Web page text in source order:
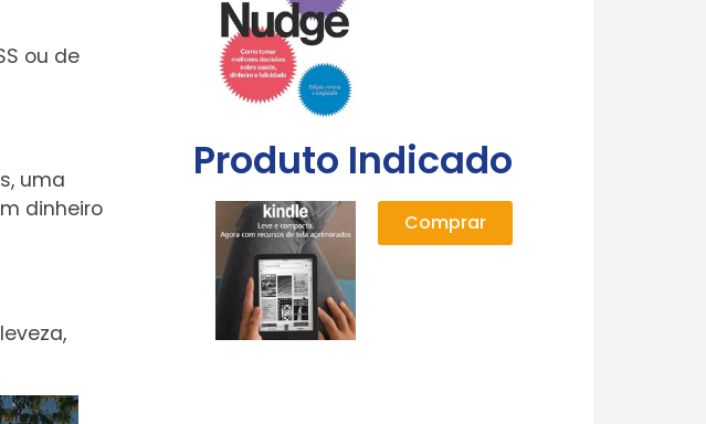
ou de
uma
dinheiro
Produto Indicado
Comprar